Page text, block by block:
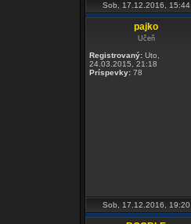
Sob, 17.12.2016, 15:44
pajko
Učeň
Registrovaný: Uto,
24.03.2015, 21:18
Príspevky: 78
Sob, 17.12.2016, 19:20